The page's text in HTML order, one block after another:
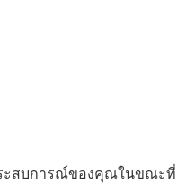
ะสบการณ์ของคุณในขณะที่